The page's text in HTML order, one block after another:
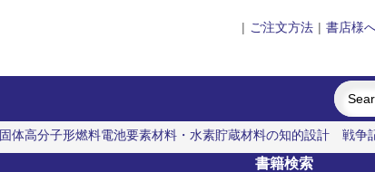
| ご注文方法 | 書店様
固体高分子形燃料電池要素材料・水素貯蔵材料の知的設計 戦争
書籍検索